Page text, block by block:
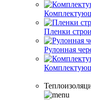
Пленки
Рулонная